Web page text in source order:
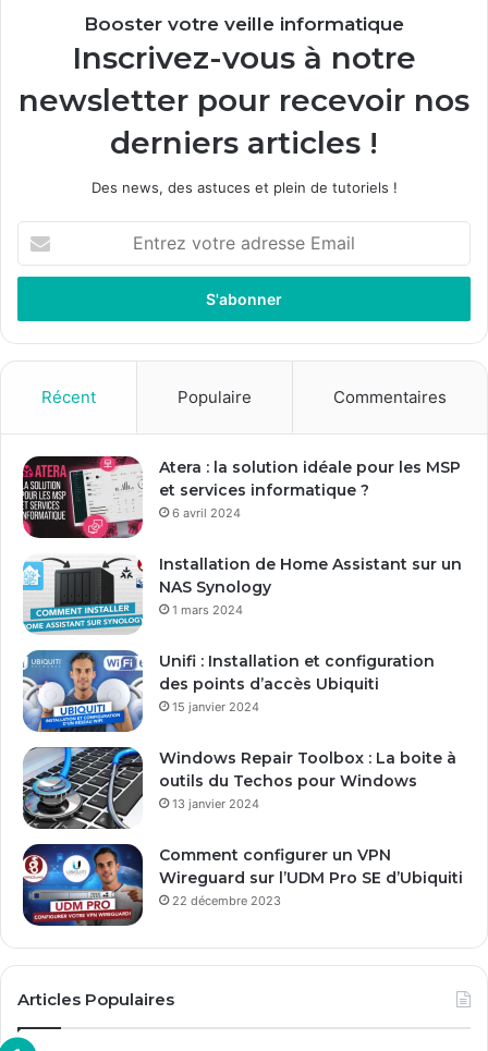
Booster votre veille informatique
Inscrivez-vous à notre
newsletter pour recevoir nos
derniers articles !
Des news, des astuces et plein de tutoriels !
t
e
z
r
e
a
d
s
e
m
a
Récent Populaire Commentaires
Atera : la solution idéale pour les MSP
et services informatique ?
6 avril 2024
Installation de Home Assistant sur un
NAS Synology
1 mars 2024
Unifi : Installation et configuration
des points d’accès Ubiquiti
15 janvier 2024
Windows Repair Toolbox : La boite à
outils du Techos pour Windows
13 janvier 2024
Comment configurer un VPN
Wireguard sur l’UDM Pro SE d’Ubiquiti
22 décembre 2023
Articles Populaires